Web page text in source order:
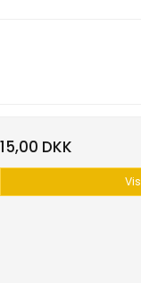
15,00 DKK